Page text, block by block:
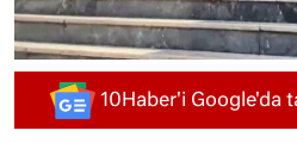
10Haber'i Google'da